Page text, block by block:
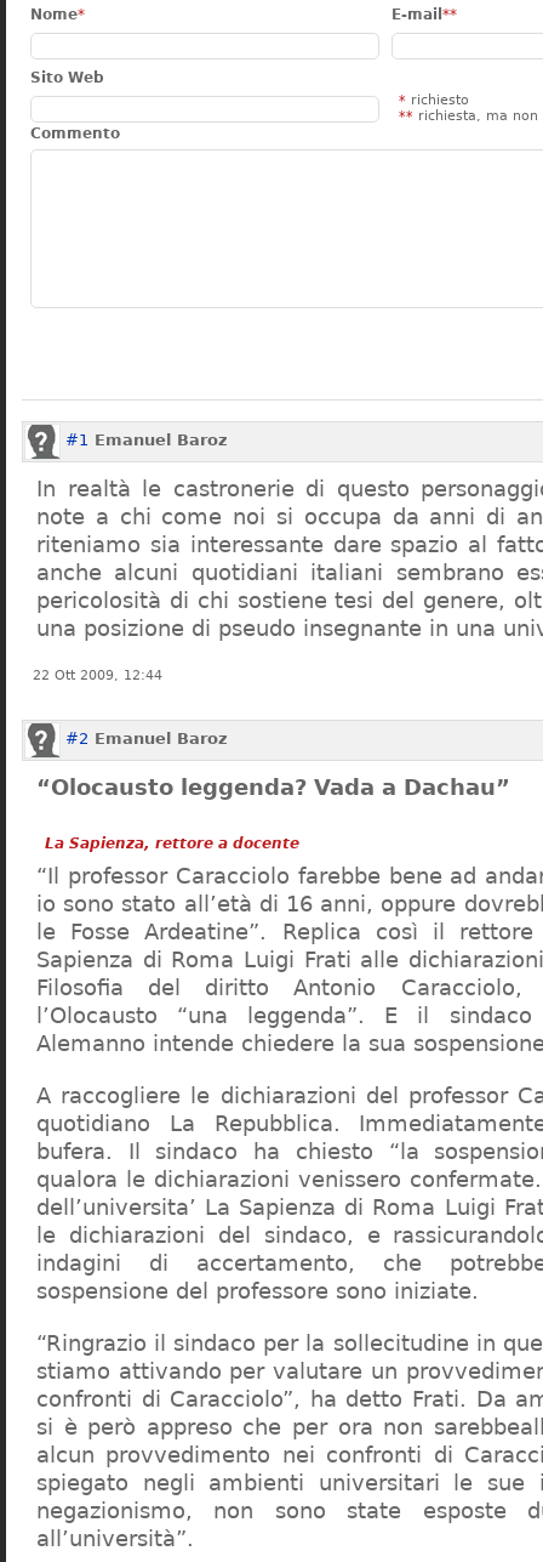
Nome* E-mail **
Sito Web
* richiesto
** richiesta, ma non
Commento
#1 Emanuel Baroz
In realtà le castronerie di questo
note a chi come noi si occupa da anni di
riteniamo sia interessante dare spazio al fatto
anche alcuni quotidiani italiani sembrano
pericolosità di chi sostiene tesi del genere,
una posizione di pseudo insegnante in una
22 Ott 2009, 12:44
#2 Emanuel Baroz
“Olocausto leggenda? Vada a Dachau”
La Sapienza, rettore a docente
“Il professor Caracciolo farebbe bene ad
io sono stato all’età di 16 anni, oppure
le Fosse Ardeatine”. Replica così il rettore
Sapienza di Roma Luigi Frati alle
Filosofia del diritto Antonio
l’Olocausto “una leggenda”. E il
Alemanno intende chiedere la sua
A raccogliere le dichiarazioni del professor
quotidiano La Repubblica.
bufera. Il sindaco ha chiesto “la
qualora le dichiarazioni venissero
dell’universita’ La Sapienza di Roma Luigi
le dichiarazioni del sindaco, e
indagini di accertamento, che
sospensione del professore sono iniziate.
“Ringrazio il sindaco per la sollecitudine in
stiamo attivando per valutare un
confronti di Caracciolo”, ha detto Frati. Da
si è però appreso che per ora non
alcun provvedimento nei confronti di
spiegato negli ambienti universitari le sue
negazionismo, non sono state esposte
all’università”.